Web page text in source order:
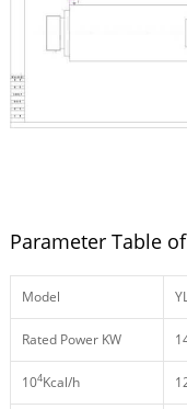
Parameter Table
Model
Rated Power KW
104Kcal/h